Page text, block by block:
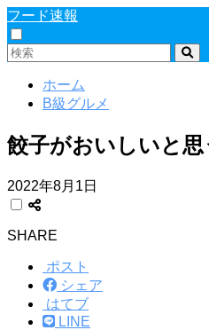
フード速報
ホーム
B級グルメ
餃子がおいしいと
2022年8月1日
SHARE
ポスト
シェア
はてブ
LINE